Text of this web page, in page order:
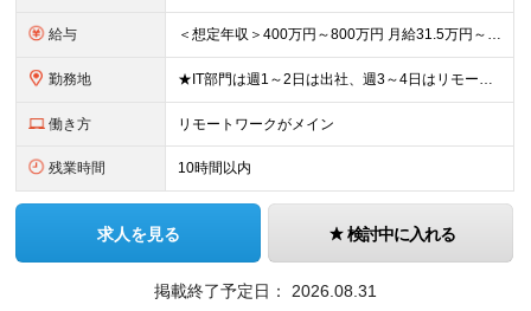
給与 ＜想定年収＞400万円～800万円 月給31.5万円～55万円＋賞与＋交通費全額支給＋各種手当 ※経験・能力などを考慮し相談の上、当社規定により決定します。 ※上記金額には16～21時間分のみなし残
勤務地 ★IT部門は週1～2日は出社、週3～4日はリモートワーク ★勤務地はご本人のご希望を最優先します ■飯田橋オフィス／東京都新宿区揚場町2-26 SKビル ■本社／神奈川県相模原市南区古淵2-14-
働き方 リモートワークがメイン
残業時間 10時間以内
求人を見る 検討中に入れる
掲載終了予定日： 2026.08.31